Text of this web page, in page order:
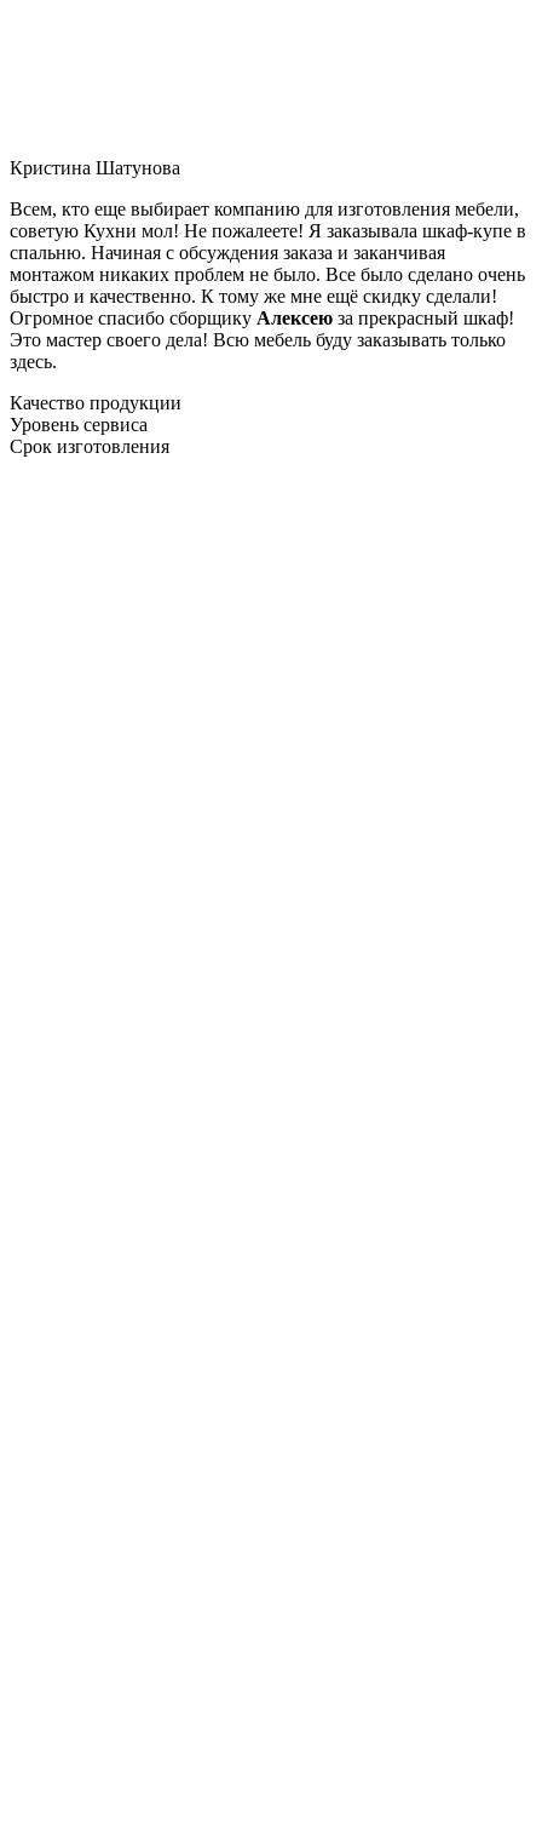
Кристина Шатунова
Всем, кто еще выбирает компанию для изготовления мебели,
советую Кухни мол! Не пожалеете! Я заказывала шкаф-купе в
спальню. Начиная с обсуждения заказа и заканчивая
монтажом никаких проблем не было. Все было сделано очень
быстро и качественно. К тому же мне ещё скидку сделали!
Огромное спасибо сборщику Алексею за прекрасный шкаф!
Это мастер своего дела! Всю мебель буду заказывать только
здесь.
Качество продукции
Уровень сервиса
Срок изготовления